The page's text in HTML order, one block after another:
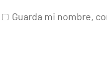
Guarda mi nombre,